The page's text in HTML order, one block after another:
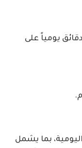
يومياً على
بما يشمل